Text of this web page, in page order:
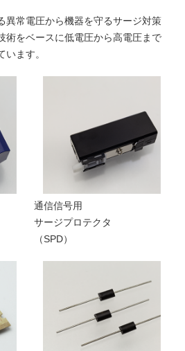
異常電圧から機器を守るサージ対策
術をベースに低電圧から高電圧まで
ます。
通信信号用
サージプロテクタ
（SPD）